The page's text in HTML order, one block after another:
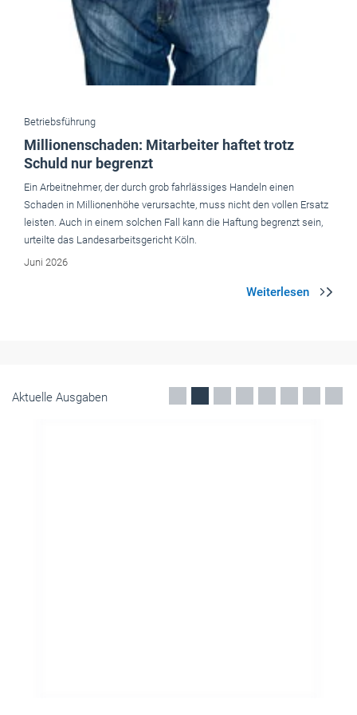
Betriebsführung
Millionenschaden: Mitarbeiter haftet trotz
Schuld nur begrenzt
Ein Arbeitnehmer, der durch grob fahrlässiges Handeln einen
Schaden in Millionenhöhe verursachte, muss nicht den vollen Ersatz
leisten. Auch in einem solchen Fall kann die Haftung begrenzt sein,
urteilte das Landesarbeitsgericht Köln.
Juni 2026
Aktuelle Ausgaben